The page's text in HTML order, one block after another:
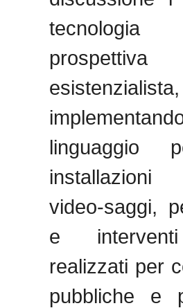
prospettiva
esistenzialista,
linguaggio
installazioni
video-saggi,
e
realizzati per
pubbliche e